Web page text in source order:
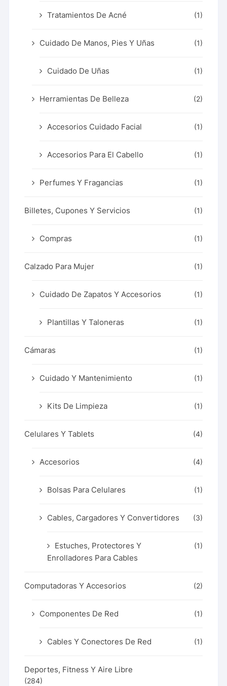
Tratamientos De Acné (1)
Cuidado De Manos, Pies Y Uñas (1)
Cuidado De Uñas (1)
Herramientas De Belleza (2)
Accesorios Cuidado Facial (1)
Accesorios Para El Cabello (1)
Perfumes Y Fragancias (1)
Billetes, Cupones Y Servicios (1)
Compras (1)
Calzado Para Mujer (1)
Cuidado De Zapatos Y Accesorios (1)
Plantillas Y Taloneras (1)
Cámaras (1)
Cuidado Y Mantenimiento (1)
Kits De Limpieza (1)
Celulares Y Tablets (4)
Accesorios (4)
Bolsas Para Celulares (1)
Cables, Cargadores Y Convertidores (3)
Estuches, Protectores Y
Enrolladores Para Cables
(1)
Computadoras Y Accesorios (2)
Componentes De Red (1)
Cables Y Conectores De Red (1)
Deportes, Fitness Y Aire Libre
(284)